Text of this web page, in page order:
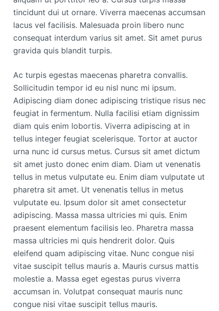
tincidunt dui ut ornare. Viverra maecenas accumsan
lacus vel facilisis. Malesuada proin libero nunc
consequat interdum varius sit amet. Sit amet purus
gravida quis blandit turpis.
Ac turpis egestas maecenas pharetra convallis.
Sollicitudin tempor id eu nisl nunc mi ipsum.
Adipiscing diam donec adipiscing tristique risus nec
feugiat in fermentum. Nulla facilisi etiam dignissim
diam quis enim lobortis. Viverra adipiscing at in
tellus integer feugiat scelerisque. Tortor at auctor
urna nunc id cursus metus. Cursus sit amet dictum
sit amet justo donec enim diam. Diam ut venenatis
tellus in metus vulputate eu. Enim diam vulputate ut
pharetra sit amet. Ut venenatis tellus in metus
vulputate eu. Ipsum dolor sit amet consectetur
adipiscing. Massa massa ultricies mi quis. Enim
praesent elementum facilisis leo. Pharetra massa
massa ultricies mi quis hendrerit dolor. Quis
eleifend quam adipiscing vitae. Nunc congue nisi
vitae suscipit tellus mauris a. Mauris cursus mattis
molestie a. Massa eget egestas purus viverra
accumsan in. Volutpat consequat mauris nunc
congue nisi vitae suscipit tellus mauris.